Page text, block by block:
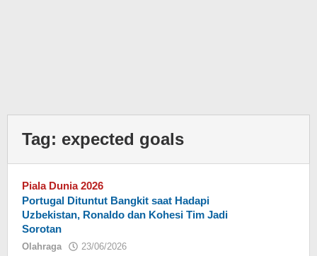
Tag: expected goals
Piala Dunia 2026
Portugal Dituntut Bangkit saat Hadapi
Uzbekistan, Ronaldo dan Kohesi Tim Jadi
Sorotan
Olahraga 23/06/2026